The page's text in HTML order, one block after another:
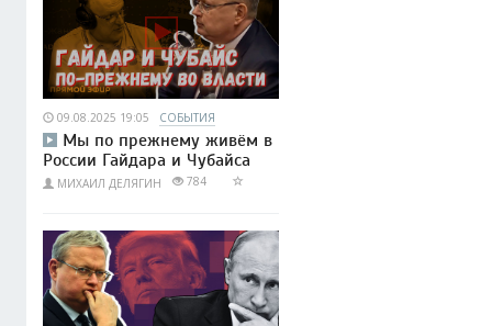
09.08.2025 19:05 СОБЫТИЯ
Мы по прежнему живём в
России Гайдара и Чубайса
МИХАИЛ ДЕЛЯГИН 784